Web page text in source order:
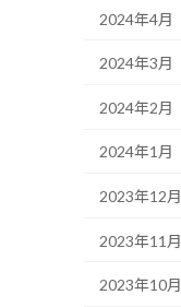
2024年4月
2024年3月
2024年2月
2024年1月
2023年12月
2023年11月
2023年10月